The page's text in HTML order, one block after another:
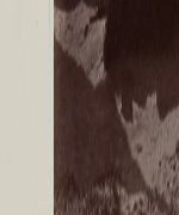
Коллекции